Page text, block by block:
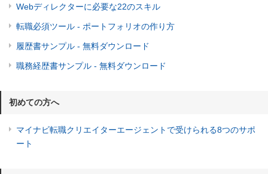
Webディレクターに必要な22のスキル
転職必須ツール - ポートフォリオの作り方
履歴書サンプル - 無料ダウンロード
職務経歴書サンプル - 無料ダウンロード
初めての方へ
マイナビ転職クリエイターエージェントで受けられる8つのサポ
ート